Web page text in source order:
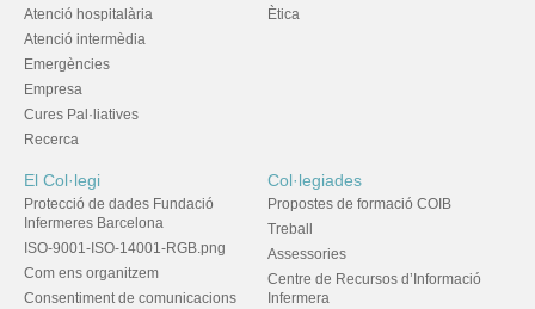
Atenció hospitalària
Atenció intermèdia
Emergències
Empresa
Cures Pal·liatives
Recerca
Ètica
El Col·legi
Protecció de dades Fundació
Infermeres Barcelona
ISO-9001-ISO-14001-RGB.png
Com ens organitzem
Consentiment de comunicacions
Col·legiades
Propostes de formació COIB
Treball
Assessories
Centre de Recursos d’Informació
Infermera